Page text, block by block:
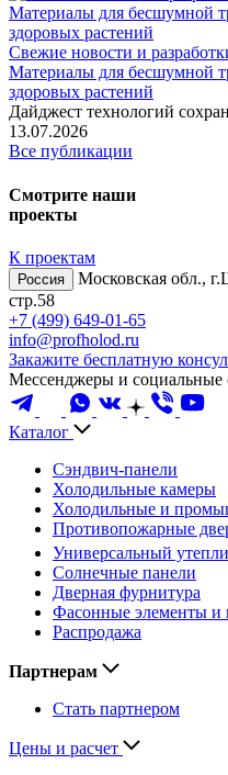
Свежие новости и
Материалы для бесшумной
здоровых растений
Дайджест технологий
13.07.2026
Все публикации
Смотрите наши
проекты
К проектам
Россия
Московская обл.,
стр.58
+7 (499) 649-01-65
info@profholod.ru
Закажите бесплатную
Мессенджеры и социальные
Каталог
Сэндвич-панели
Холодильные камеры
Холодильные и
Противопожарные
Универсальный
Солнечные панели
Дверная фурнитура
Фасонные элементы и
Распродажа
Партнерам
Стать партнером
Цены и расчет